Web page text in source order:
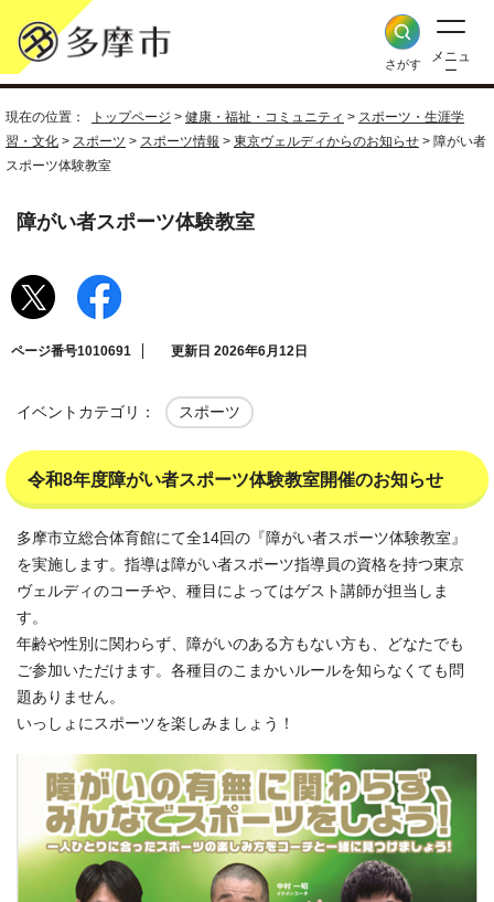
さがす
メニュ
ー
現在の位置： トップページ > 健康・福祉・コミュニティ > スポーツ・生涯学
習・文化 > スポーツ > スポーツ情報 > 東京ヴェルディからのお知らせ > 障がい者
スポーツ体験教室
障がい者スポーツ体験教室
ページ番号1010691 更新日 2026年6月12日
イベントカテゴリ： スポーツ
令和8年度障がい者スポーツ体験教室開催のお知らせ
多摩市立総合体育館にて全14回の『障がい者スポーツ体験教室』
を実施します。指導は障がい者スポーツ指導員の資格を持つ東京
ヴェルディのコーチや、種目によってはゲスト講師が担当しま
す。
年齢や性別に関わらず、障がいのある方もない方も、どなたでも
ご参加いただけます。各種目のこまかいルールを知らなくても問
題ありません。
いっしょにスポーツを楽しみましょう！